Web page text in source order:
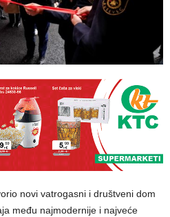
novi vatrogasni i društveni dom
među najmodernije i najveće